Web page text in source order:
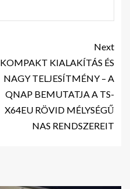
Next
KOMPAKT KIALAKÍTÁS ÉS
NAGY TELJESÍTMÉNY – A
QNAP BEMUTATJA A TS-
X64EU RÖVID MÉLYSÉGŰ
NAS RENDSZEREIT